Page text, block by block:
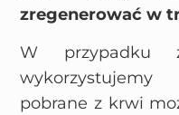
zregenerować w
W przypadku
pobrane z krwi